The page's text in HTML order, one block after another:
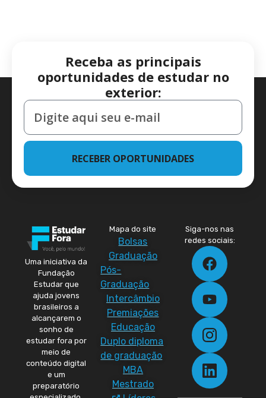
Receba as principais
oportunidades de estudar no
exterior:
RECEBER OPORTUNIDADES
Uma iniciativa da
Fundação
Estudar que
ajuda jovens
brasileiros a
alcançarem o
sonho de
estudar fora por
meio de
conteúdo digital
e um
preparatório
Mapa do site
Bolsas
Graduação
Pós-
Graduação
Intercâmbio
Premiações
Educação
Duplo diploma
de graduação
MBA
Mestrado
Siga-nos nas
redes sociais: